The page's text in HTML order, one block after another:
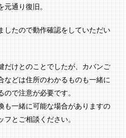
通り復旧。
したので動作確認をしていただい
だけとのことでしたが、カバンご
などは住所のわかるものも一緒に
で注意が必要です。
も一緒に可能な場合がありますの
とご相談ください。